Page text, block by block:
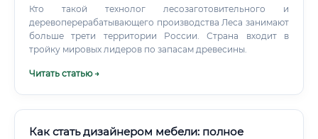
испытывает острую нехватку квалифицированных
технологов. Это означает, что работодатели готовы
бороться за специалистов, предлагая конкурентные
условия ✅ Высокий и стабильный доход — даже
стране, а через 3–5 лет выходит на уровень 100 000–140
Кто такой технолог лесозаготовительного и
деревоперерабатывающего производства Леса занимают
больше трети территории России. Страна входит в
тройку мировых лидеров по запасам древесины.
Читать статью →
Как стать дизайнером мебели: полное